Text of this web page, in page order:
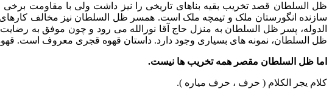
ظل السلطان قصد تخریب بقیه بناهای تاریخی را نیز داشت ولی با مقاومت
سازنده انگورستان ملک و تیمچه ملک است. همسر ظل السلطان نیز مخالف
الدوله، پسر ظل السلطان به منزل حاج آقا نورالله می رود و چون موفق به
ظل السلطان، نمونه های بسیاری وجود دارد. داستان قهوه قجری معروف است.
اما ظل السلطان مقصر همه تخریب ها نیست.
کلام یجر الکلام ( حرف ، حرف میاره ).